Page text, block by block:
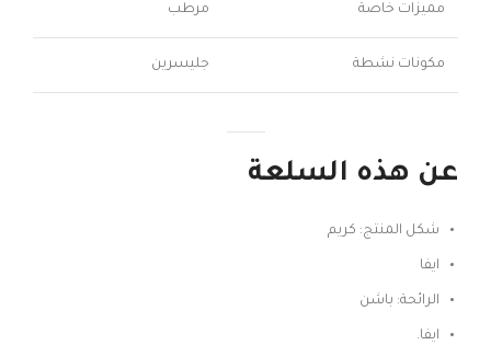
مميزات خاصة مرطب
مكونات نشطة جليسرين
عن هذه السلعة
شكل المنتج: كريم
ايفا
الرائحة: باشن
ايفا.